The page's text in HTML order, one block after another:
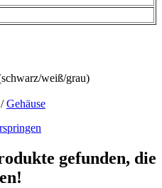
weiß/grau)
/Gehäuse
gefunden, die